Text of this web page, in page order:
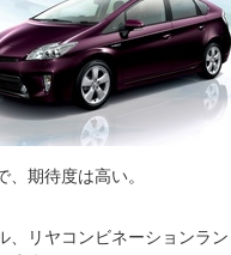
期待度は高い。
、リヤコンビネーションラン